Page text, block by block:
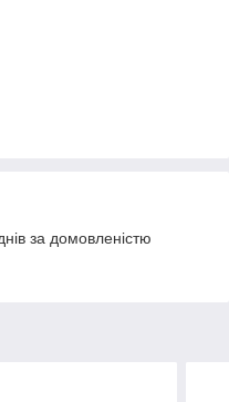
за домовленістю